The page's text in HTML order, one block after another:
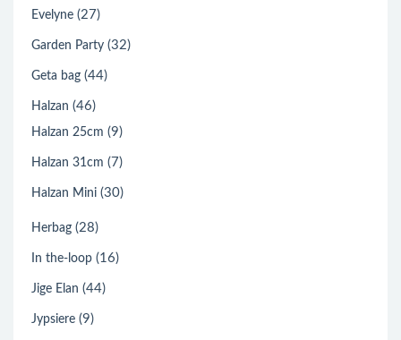
Evelyne (27)
Garden Party (32)
Geta bag (44)
Halzan (46)
Halzan 25cm (9)
Halzan 31cm (7)
Halzan Mini (30)
Herbag (28)
In the-loop (16)
Jige Elan (44)
Jypsiere (9)